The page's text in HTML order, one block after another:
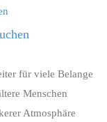
für viele Belange
Menschen
Atmosphäre